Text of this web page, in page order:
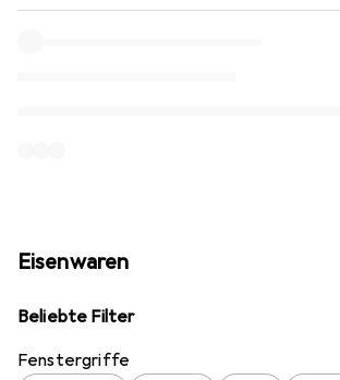
Eisenwaren
Beliebte Filter
Fenstergriffe